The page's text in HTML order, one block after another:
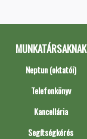
MUNKATÁRSAKNAK
Neptun (oktatói)
Telefonkönyv
Kancellária
Segítségkérés